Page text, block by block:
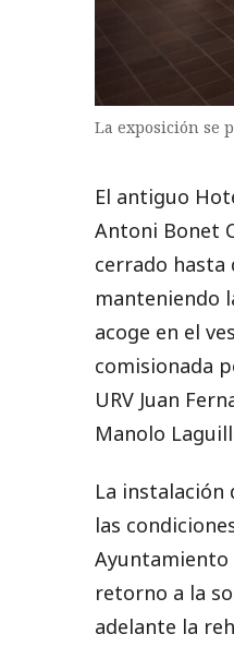
La exposición se
El antiguo
Antoni Bonet
cerrado hasta
manteniendo
acoge en el
comisionada
URV Juan
Manolo
La instalación
las
Ayuntamiento
retorno a la
adelante la